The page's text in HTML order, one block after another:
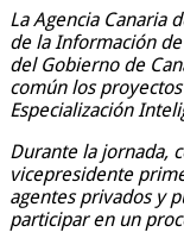
La Agencia Canaria
de la Información
del Gobierno de
común los
Especialización
Durante la jornada,
vicepresidente
agentes privados y
participar en un